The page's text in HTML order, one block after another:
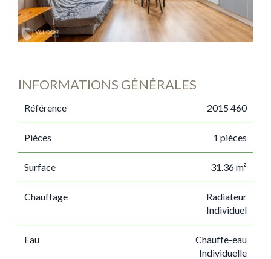
INFORMATIONS GÉNÉRALES
Référence 2015 460
Pièces 1 pièces
Surface 31.36 m²
Chauffage
Radiateur
Individuel
Eau
Chauffe-eau
Individuelle